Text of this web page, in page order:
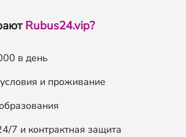
Rubus24.vip?
в день
и проживание
7 и контрактная защита